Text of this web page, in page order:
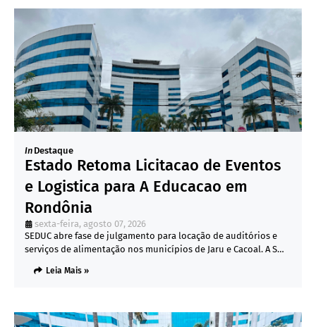
In Destaque
Estado Retoma Licitacao de Eventos
e Logistica para A Educacao em
Rondônia
sexta-feira, agosto 07, 2026
SEDUC abre fase de julgamento para locação de auditórios e
serviços de alimentação nos municípios de Jaru e Cacoal. A S…
Leia Mais »